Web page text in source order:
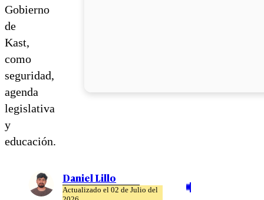
Gobierno
de
Kast,
como
seguridad,
agenda
legislativa
y
educación.
Daniel Lillo
Actualizado el 02 de Julio del